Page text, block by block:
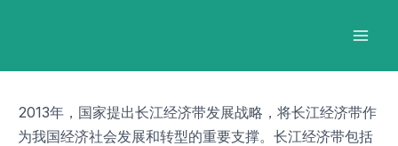
2013年，国家提出长江经济带发展战略，将长江经济带作
为我国经济社会发展和转型的重要支撑。长江经济带包括